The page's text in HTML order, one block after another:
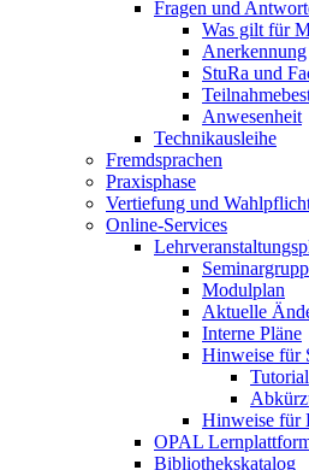
Fragen und
Was gilt für
Anerkennung
StuRa und
Anwesenheit
Technikausleihe
Fremdsprachen
Praxisphase
Vertiefung und
Online-Services
Modulplan
Aktuelle
Interne Pläne
Hinweise für
Tutorial
Hinweise für
OPAL
Bibliothekskatalog